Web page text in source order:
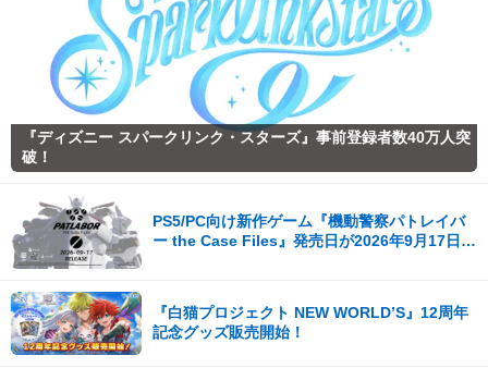
『ディズニー スパークリンク・スターズ』事前登録者数40万人突
破！
PS5/PC向け新作ゲーム『機動警察パトレイバ
ー the Case Files』発売日が2026年9月17日
『白猫プロジェクト NEW WORLD’S』12周年
記念グッズ販売開始！